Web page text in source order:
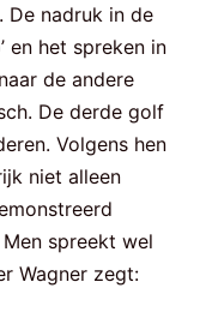
De nadruk in de
en het spreken in
de andere
De derde golf
Volgens hen
niet alleen
spreekt wel
Wagner zegt: